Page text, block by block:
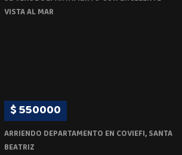
VISTA AL MAR
$ 550000
ARRIENDO DEPARTAMENTO EN COVIEFI, SANTA
BEATRIZ